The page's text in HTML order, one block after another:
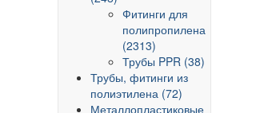
Фитинги для
полипропилена
(2313)
Трубы PPR (38)
Трубы, фитинги из
полиэтилена (72)
Металлопластиковые